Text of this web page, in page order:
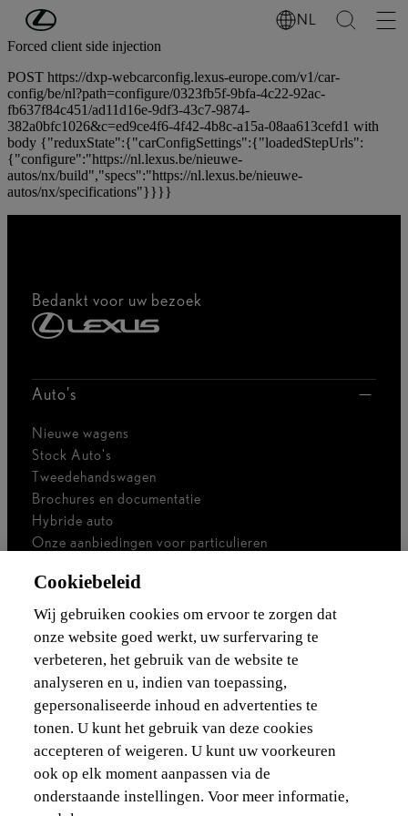
Ga naar de hoofdinhoud NL
Forced client side injection
POST https://dxp-webcarconfig.lexus-europe.com/v1/car-
config/be/nl?path=configure/0323fb5f-9bfa-4c22-92ac-
fb637f84c451/ad11d16e-9df3-43c7-9874-
382a0bfc1026&c=ed9ce4f6-4f42-4b8c-a15a-08aa613cefd1 with
body {"reduxState":{"carConfigSettings":{"loadedStepUrls":
{"configure":"https://nl.lexus.be/nieuwe-
autos/nx/build","specs":"https://nl.lexus.be/nieuwe-
autos/nx/specifications"}}}}
Bedankt voor uw bezoek
Auto's
Nieuwe wagens
Stock Auto's
Tweedehandswagen
Brochures en documentatie
Hybride auto
Onze aanbiedingen voor particulieren
Bedrijfswagen
Ik ben zelfstandig
Voor vlootbeheerders
Waarborgen & financieringen
Ontdek Lexus
Wettelijke vermelding
Cookiebeleid
Wij gebruiken cookies om ervoor te zorgen dat
onze website goed werkt, uw surfervaring te
verbeteren, het gebruik van de website te
analyseren en u, indien van toepassing,
gepersonaliseerde inhoud en advertenties te
tonen. U kunt het gebruik van deze cookies
accepteren of weigeren. U kunt uw voorkeuren
ook op elk moment aanpassen via de
onderstaande instellingen. Voor meer informatie,